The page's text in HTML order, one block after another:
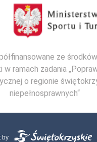
ze
ramach zadania
o regionie
niepełnosprawnych“
by